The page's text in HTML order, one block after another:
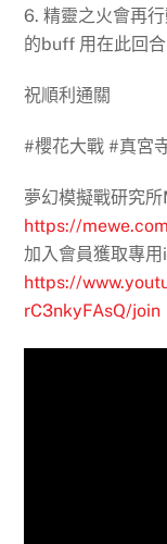
6. 精靈之火會再
的buff 用在此回合
祝順利通關
#櫻花大戰 #真宮
夢幻模擬戰研究所
https://
加入會員獲取專
https://
rC3nkyFAsQ/join